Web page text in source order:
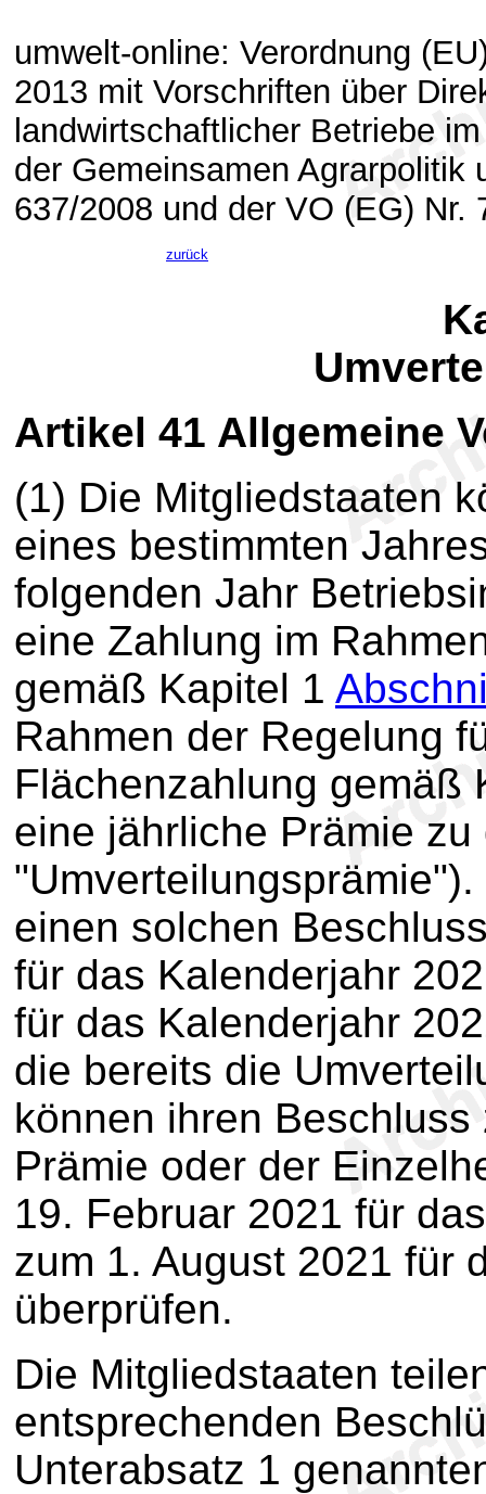
umwelt-online: Verordnung
2013 mit Vorschriften über
landwirtschaftlicher Betriebe
der Gemeinsamen Agrarpolitik
637/2008 und der VO (EG) Nr.
zurück
Artikel 41 Allgemeine
(1) Die Mitgliedstaaten
eines bestimmten
folgenden Jahr
eine Zahlung im
gemäß Kapitel 1
Rahmen der Regelung
Flächenzahlung gemäß
eine jährliche Prämie
einen solchen
für das Kalenderjahr
für das Kalenderjahr
die bereits die
können ihren
Prämie oder der
19. Februar 2021 für
zum 1. August 2021 für
überprüfen.
Die Mitgliedstaaten
entsprechenden
Unterabsatz 1